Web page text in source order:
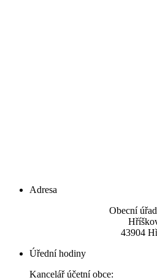
Adresa
Obecní
43904
Úřední hodiny
Kancelář účetní obce: